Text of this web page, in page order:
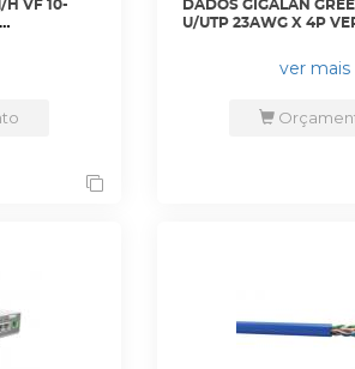
H VF 10-
- DAHUA
DADOS GIGALAN
U/UTP 23AWG X 4P
ver mais